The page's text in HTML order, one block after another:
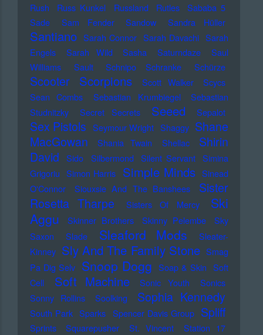
Rush
Russ Kunkel Russland Rutles
Sababa 5
Sade
Sam Fender Sandow Sandra Hüller
Santiano Sarah Connor Sarah Davachi Sarah
Engels
Sarah Wild Sasha Saturndaze
Saul
Williams
Sault Schnipo Schranke Schürze
Scooter Scorpions Scott Walker
Scycs
Sean Combs
Sebastian Krumbiegel
Sebastian
Studnitzky
Secret Secrets Seeed Sepalot
Sex Pistols Seymour Wright Shaggy Shane
MacGowan
Shania Twain Shellac
Shirin
David
Sido Silbermond Silent Servant Simina
Grigoriu Simon Harris Simple Minds Sinead
O'Connor
Siouxsie And The Banshees
Sister
Rosetta Tharpe
Sisters Of Mercy
Ski
Aggu
Skinner Brothers Skinny Pelembe
Sky
Saxon
Slade Sleaford Mods
Sleater-
Kinney Sly And The Family Stone Smag
Pa Dig Selv Snoop Dogg Soap & Skin Soft
Cell
Soft Machine Sonic Youth
Sonics
Sonny Rollins
Soolking Sophia Kennedy
South Park Sparks Spencer Davis Group Spliff
Sprints Squarepusher St. Vincent
Station 17